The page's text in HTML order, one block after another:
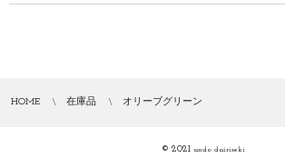
HOME 在庫品 オリーブグリーン
© 2021 ando dairiseki